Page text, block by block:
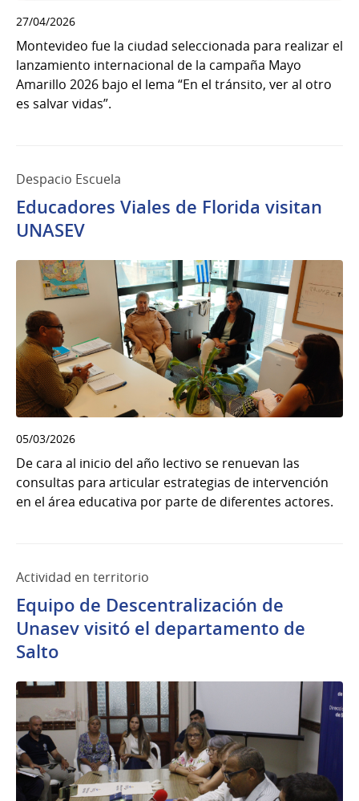
27/04/2026
Montevideo fue la ciudad seleccionada para realizar el
lanzamiento internacional de la campaña Mayo
Amarillo 2026 bajo el lema “En el tránsito, ver al otro
es salvar vidas”.
Despacio Escuela
Educadores Viales de Florida visitan
UNASEV
05/03/2026
De cara al inicio del año lectivo se renuevan las
consultas para articular estrategias de intervención
en el área educativa por parte de diferentes actores.
Actividad en territorio
Equipo de Descentralización de
Unasev visitó el departamento de
Salto